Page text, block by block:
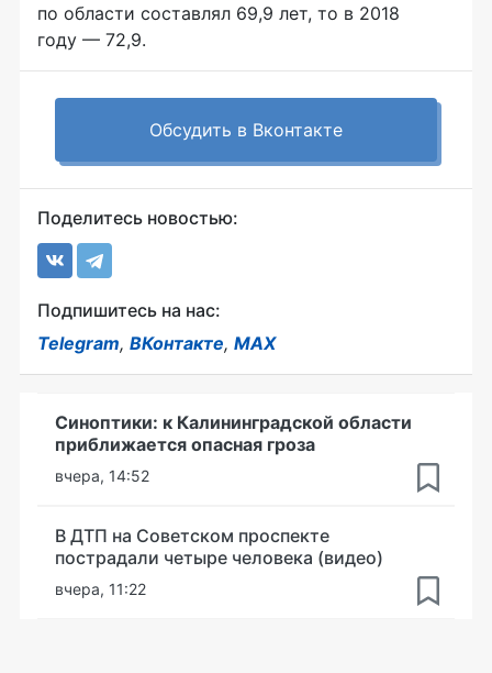
по области составлял 69,9 лет, то в 2018
году — 72,9.
Обсудить в Вконтакте
Поделитесь новостью:
Подпишитесь на нас:
Telegram, ВКонтакте, MAX
Синоптики: к Калининградской области
приближается опасная гроза
вчера, 14:52
В ДТП на Советском проспекте
пострадали четыре человека (видео)
вчера, 11:22